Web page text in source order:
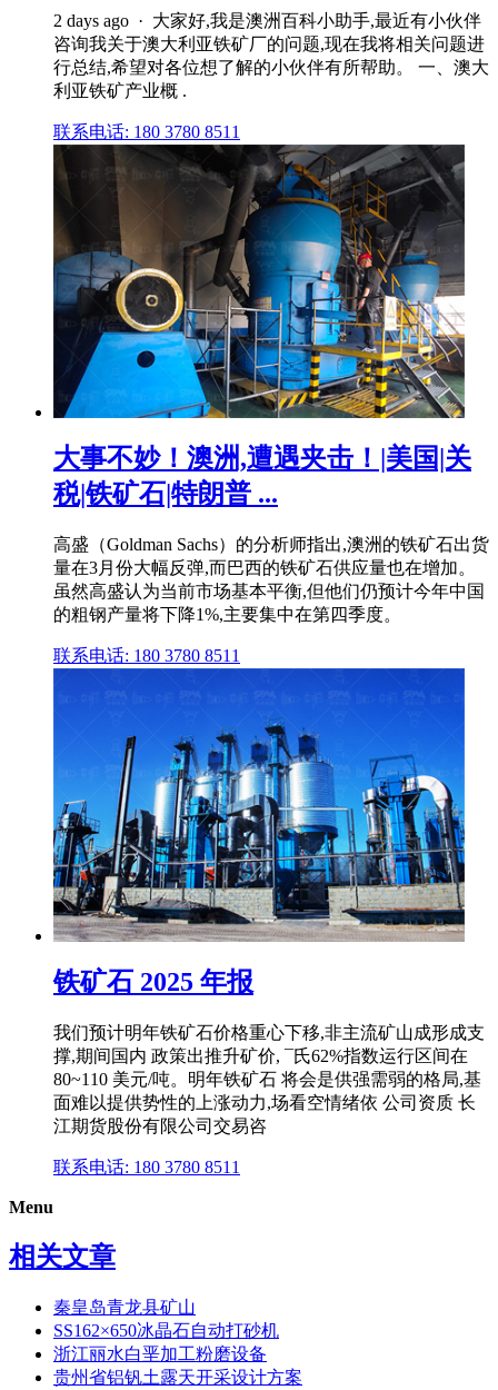
2 days ago · 大家好,我是澳洲百科小助手,最近有小伙伴
咨询我关于澳大利亚铁矿厂的问题,现在我将相关问题进
行总结,希望对各位想了解的小伙伴有所帮助。 一、澳大
利亚铁矿产业概 .
联系电话: 180 3780 8511
大事不妙！澳洲,遭遇夹击！|美国|关
税|铁矿石|特朗普 ...
高盛（Goldman Sachs）的分析师指出,澳洲的铁矿石出货
量在3月份大幅反弹,而巴西的铁矿石供应量也在增加。
虽然高盛认为当前市场基本平衡,但他们仍预计今年中国
的粗钢产量将下降1%,主要集中在第四季度。
联系电话: 180 3780 8511
铁矿石 2025 年报
我们预计明年铁矿石价格重心下移,非主流矿山成形成支
撑,期间国内 政策出推升矿价, ¯氏62%指数运行区间在
80~110 美元/吨。明年铁矿石 将会是供强需弱的格局,基
面难以提供势性的上涨动力,场看空情绪依 公司资质 长
江期货股份有限公司交易咨
联系电话: 180 3780 8511
Menu
相关文章
秦皇岛青龙县矿山
SS162×650冰晶石自动打砂机
浙江丽水白垩加工粉磨设备
贵州省铝钒土露天开采设计方案